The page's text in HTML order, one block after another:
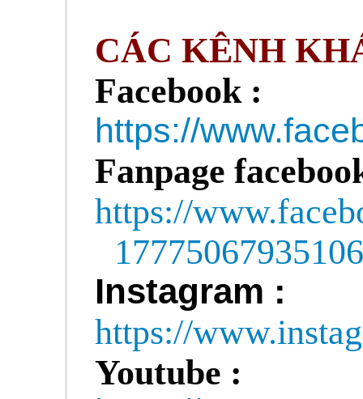
CÁC KÊNH
Facebook :
https://
Fanpage
https://
Instagram :
https://
Youtube :